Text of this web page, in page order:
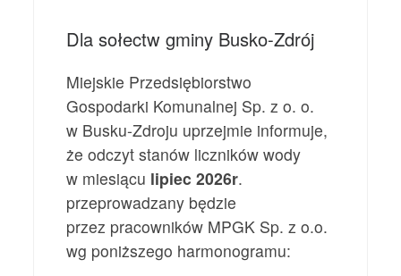
Dla sołectw gminy Busko-Zdrój
Miejskie Przedsiębiorstwo
Gospodarki Komunalnej Sp. z o. o.
w Busku-Zdroju uprzejmie informuje,
że odczyt stanów liczników wody
w miesiącu lipiec 2026r.
przeprowadzany będzie
przez pracowników MPGK Sp. z o.o.
wg poniższego harmonogramu: